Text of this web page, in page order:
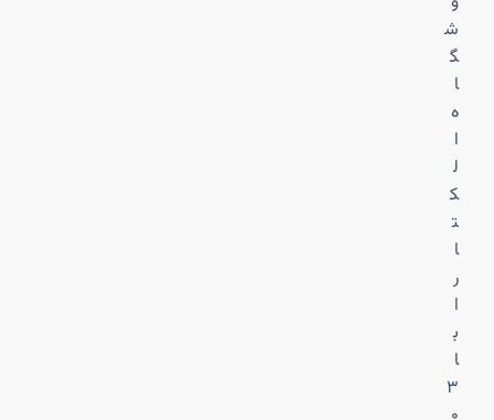
ش
گ
ا
ه
ا
ل
ک
ت
ا
ر
ا
ب
ا
۳